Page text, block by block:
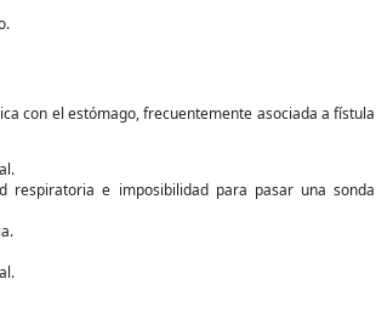
con el estómago, frecuentemente asociada a fístula
respiratoria e imposibilidad para pasar una sonda